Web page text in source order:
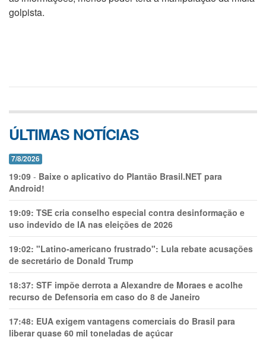
golpista.
ÚLTIMAS NOTÍCIAS
7/8/2026
19:09 - Baixe o aplicativo do Plantão Brasil.NET para
Android!
19:09: TSE cria conselho especial contra desinformação e
uso indevido de IA nas eleições de 2026
19:02: "Latino-americano frustrado": Lula rebate acusações
de secretário de Donald Trump
18:37: STF impõe derrota a Alexandre de Moraes e acolhe
recurso de Defensoria em caso do 8 de Janeiro
17:48: EUA exigem vantagens comerciais do Brasil para
liberar quase 60 mil toneladas de açúcar